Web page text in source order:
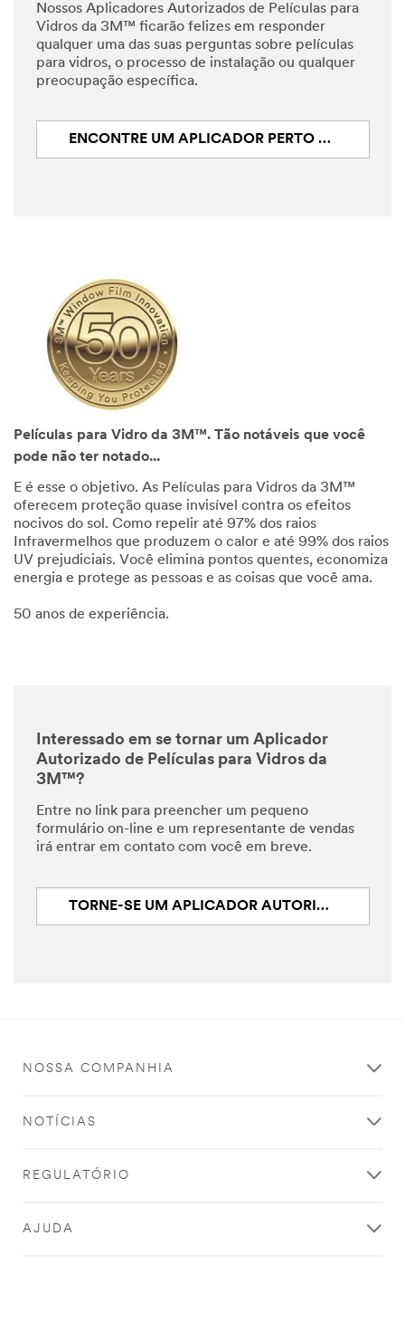
Nossos Aplicadores Autorizados de Películas para
Vidros da 3M™ ficarão felizes em responder
qualquer uma das suas perguntas sobre películas
para vidros, o processo de instalação ou qualquer
preocupação específica.
ENCONTRE UM APLICADOR PERTO DE VOCÊ
Películas para Vidro da 3M™. Tão notáveis que você
pode não ter notado...
E é esse o objetivo. As Películas para Vidros da 3M™
oferecem proteção quase invisível contra os efeitos
nocivos do sol. Como repelir até 97% dos raios
Infravermelhos que produzem o calor e até 99% dos raios
UV prejudiciais. Você elimina pontos quentes, economiza
energia e protege as pessoas e as coisas que você ama.
50 anos de experiência.
Interessado em se tornar um Aplicador
Autorizado de Películas para Vidros da
3M™?
Entre no link para preencher um pequeno
formulário on-line e um representante de vendas
irá entrar em contato com você em breve.
TORNE-SE UM APLICADOR AUTORIZADO 3M
NOSSA COMPANHIA
NOTÍCIAS
REGULATÓRIO
AJUDA